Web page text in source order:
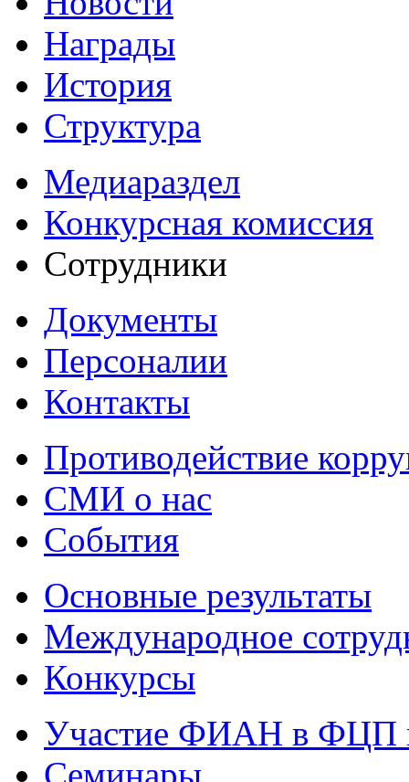
Награды
История
Структура
Медиараздел
Конкурсная комиссия
Сотрудники
Документы
Персоналии
Контакты
Противодействие
СМИ о нас
События
Основные результаты
Международное
Конкурсы
Участие ФИАН в ФЦП